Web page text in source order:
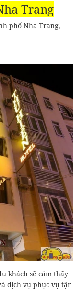
Trang
phố Nha Trang,
khách sẽ cảm thấy
dịch vụ phục vụ tận